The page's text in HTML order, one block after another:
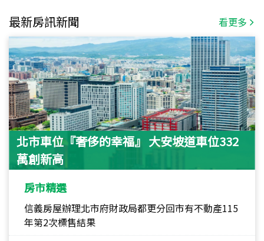
最新房訊新聞 看更多
北市車位『奢侈的幸福』 大安坡道車位332
萬創新高
房市精選
信義房屋辦理北市府財政局都更分回市有不動產115
年第2次標售結果